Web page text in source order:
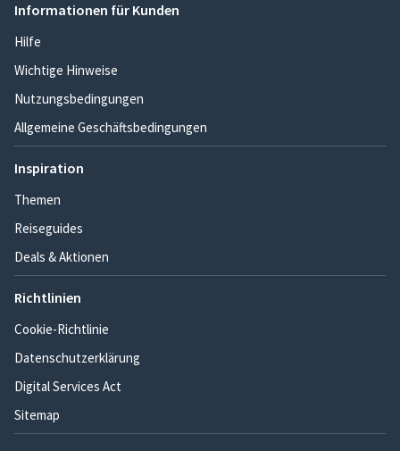
Informationen für Kunden
Hilfe
Wichtige Hinweise
Nutzungsbedingungen
Allgemeine Geschäftsbedingungen
Inspiration
Themen
Reiseguides
Deals & Aktionen
Richtlinien
Cookie-Richtlinie
Datenschutzerklärung
Digital Services Act
Sitemap